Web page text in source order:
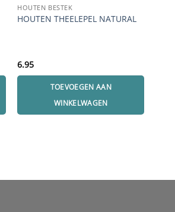
HOUTEN BESTEK
HOUTEN THEELEPEL NATURAL
6.95
TOEVOEGEN AAN
WINKELWAGEN